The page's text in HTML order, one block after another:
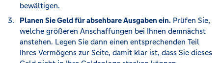
bewältigen.
Planen Sie Geld für absehbare Ausgaben ein. Prüfen Sie,
welche größeren Anschaffungen bei Ihnen demnächst
anstehen. Legen Sie dann einen entsprechenden Teil
Ihres Vermögens zur Seite, damit klar ist, dass Sie dieses